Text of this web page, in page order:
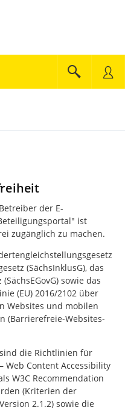
der E-
ist
zugänglich zu machen.
(SächsInklusG), das
sowie das
(EU) 2016/2102 über
Websites und mobilen
(Barrierefreie-Websites-
die Richtlinien für
Web Content Accessibility
W3C Recommendation
(Kriterien der
2.1.2) sowie die